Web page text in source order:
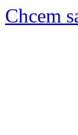
Chcem